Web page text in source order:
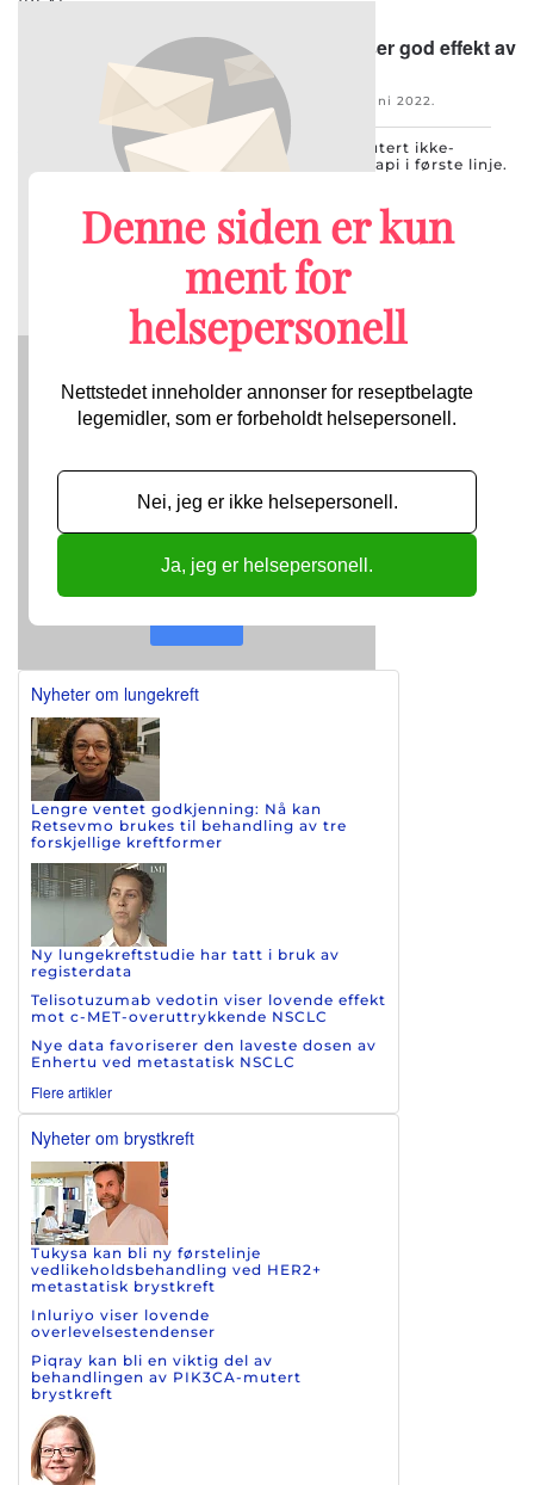
Pasienter med KRAS-mutert NSCLC viser god effekt av
kjemo-immunterapi i første linje
Skrevet av Anne Mette Steen-Andersen den 05. juni 2022.
Det er effektivt å behandle KRAS-mutert ikke-
småcellet lungekreft med kjemo-immunterapi i første linje.
Dette viser en samlet FDA-analyse basert på 12
För att du ska få tillgång till vårt kostnadsfria
yrkestitel och arbetsplats, för att verifiera att du
får ta del av de annonser som nyhetsbrevet
Nyheter om lungekreft
Lengre ventet godkjenning: Nå kan
Retsevmo brukes til behandling av tre
forskjellige kreftformer
Ny lungekreftstudie har tatt i bruk av
registerdata
Telisotuzumab vedotin viser lovende effekt
mot c-MET-overuttrykkende NSCLC
Nye data favoriserer den laveste dosen av
Enhertu ved metastatisk NSCLC
Flere artikler
Nyheter om brystkreft
Tukysa kan bli ny førstelinje
vedlikeholdsbehandling ved HER2+
metastatisk brystkreft
Inluriyo viser lovende
overlevelsestendenser
Piqray kan bli en viktig del av
behandlingen av PIK3CA-mutert
brystkreft
Denne siden er kun
ment for
helsepersonell
Nettstedet inneholder annonser for reseptbelagte
legemidler, som er forbeholdt helsepersonell.
Nei, jeg er ikke helsepersonell.
Ja, jeg er helsepersonell.